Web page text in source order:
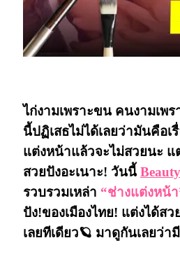
ไก่งามเพราะขน คนงามเพ
นี้ปฏิเสธไม่ได้เลยว่ามันคือเ
แต่งหน้าแล้วจะไม่สวยนะ แ
สวยปังอะเนาะ! วันนี้
รวบรวมเหล่า “ช่างแต่งหน้า
ปัง!ของเมืองไทย! แต่งได้ส
เลยทีเดียว🪐 มาดูกันเลยว่า